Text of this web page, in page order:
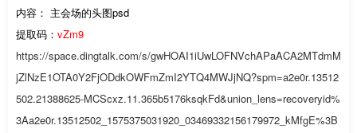
内容： 主会场的头图psd
提取码： vZm9
https://space.dingtalk.com/s/gwHOAI1iUwLOFNVchAPaACA2MTdmM
jZlNzE1OTA0Y2FjODdkOWFmZmI2YTQ4MWJjNQ?spm=a2e0r.13512
502.21388625-MCScxz.11.365b5176ksqkFd&union_lens=recoveryid%
3Aa2e0r.13512502_1575375031920_03469332156179972_kMfgE%3B